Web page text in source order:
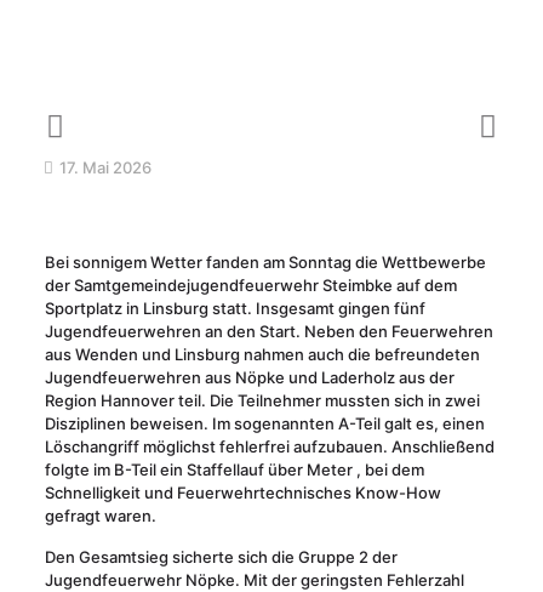
17. Mai 2026
Bei sonnigem Wetter fanden am Sonntag die Wettbewerbe
der Samtgemeindejugendfeuerwehr Steimbke auf dem
Sportplatz in Linsburg statt. Insgesamt gingen fünf
Jugendfeuerwehren an den Start. Neben den Feuerwehren
aus Wenden und Linsburg nahmen auch die befreundeten
Jugendfeuerwehren aus Nöpke und Laderholz aus der
Region Hannover teil. Die Teilnehmer mussten sich in zwei
Disziplinen beweisen. Im sogenannten A-Teil galt es, einen
Löschangriff möglichst fehlerfrei aufzubauen. Anschließend
folgte im B-Teil ein Staffellauf über Meter , bei dem
Schnelligkeit und Feuerwehrtechnisches Know-How
gefragt waren.
Den Gesamtsieg sicherte sich die Gruppe 2 der
Jugendfeuerwehr Nöpke. Mit der geringsten Fehlerzahl